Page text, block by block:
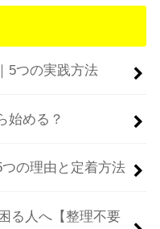
5つの実践方法
始める？
の理由と定着方法
る人へ【整理不要